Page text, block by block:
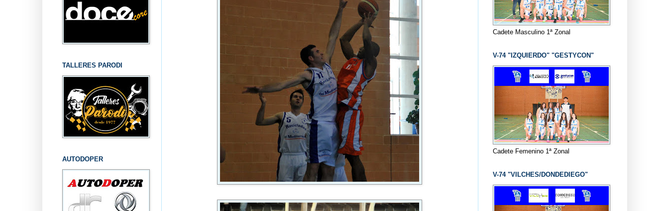
TALLERES PARODI
AUTODOPER
Cadete Masculino 1ª Zonal
V-74 "IZQUIERDO" "GESTYCON"
Cadete Femenino 1ª Zonal
V-74 "VILCHES/DONDEDIEGO"